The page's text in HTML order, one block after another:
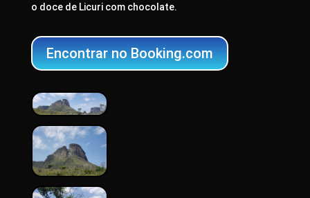
o doce de Licuri com chocolate.
Encontrar no Booking.com